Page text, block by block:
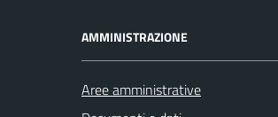
AMMINISTRAZIONE
Aree amministrative